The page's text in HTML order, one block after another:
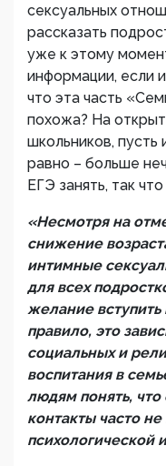
сексуальных
рассказать
уже к этому
информации, если
что эта часть
похожа? На
школьников, пусть
равно – больше
ЕГЭ занять, так что
«Несмотря на
снижение
интимные
для всех
желание вступить
правило, это
социальных и
воспитания в
людям понять,
контакты часто
психологической